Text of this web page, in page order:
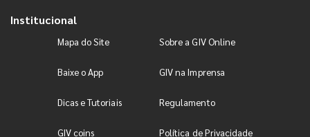
Institucional
Mapa do Site Sobre a GIV Online
Baixe o App GIV na Imprensa
Dicas e Tutoriais Regulamento
GIV coins Política de Privacidade